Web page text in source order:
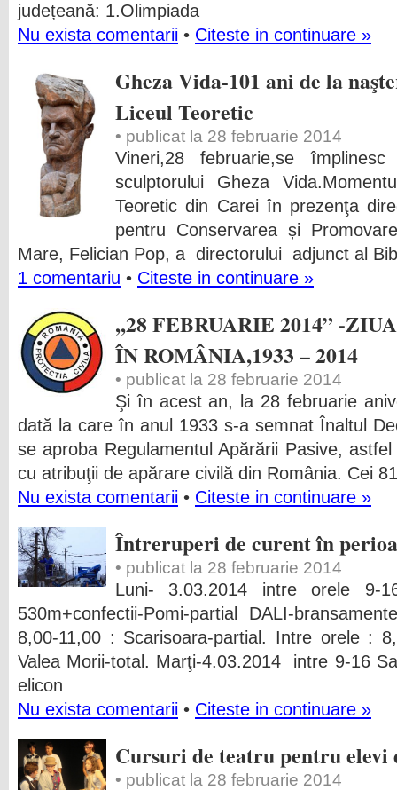
județeană: 1.Olimpiada
Nu exista comentarii • Citeste in continuare »
Gheza Vida-101 ani de la
Liceul Teoretic
• publicat la 28 februarie 2014
Vineri,28 februarie,se
sculptorului Gheza
Teoretic din Carei în prezenţa
pentru Conservarea și
Mare, Felician Pop, a directorului adjunct al
1 comentariu • Citeste in continuare »
,,28 FEBRUARIE 2014” -
ÎN ROMÂNIA,1933 – 2014
• publicat la 28 februarie 2014
Şi în acest an, la 28 februarie
dată la care în anul 1933 s-a semnat Înaltul
se aproba Regulamentul Apărării Pasive,
cu atribuţii de apărare civilă din România. Cei
Nu exista comentarii • Citeste in continuare »
Întreruperi de curent în
• publicat la 28 februarie 2014
Luni- 3.03.2014 intre orele
530m+confectii-Pomi-partial DALI-
8,00-11,00 : Scarisoara-partial. Intre orele :
Valea Morii-total. Marţi-4.03.2014 intre 9-16
elicon
Nu exista comentarii • Citeste in continuare »
Cursuri de teatru pentru elevi
• publicat la 28 februarie 2014